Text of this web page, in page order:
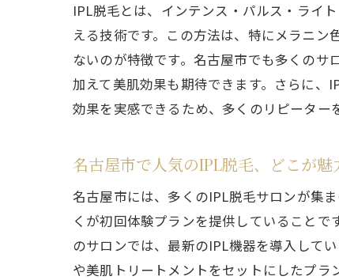
IPL脱毛とは、インテンス・パルス・ライ
える技術です。この方法は、特にメラニ
ないのが特徴です。名古屋市でも多くの
加えて美肌効果も期待できます。さらに、
効果を実感できるため、多くのリピーター
名古屋市で人気のIPL脱毛、どこが魅
名古屋市には、多くのIPL脱毛サロンが集
くが初回体験プランを提供していること
のサロンでは、最新のIPL機器を導入して
や美肌トリートメントをセットにしたプ